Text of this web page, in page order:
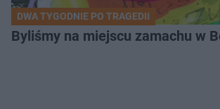
DWA TYGODNIE PO TRAGEDII
Byliśmy na miejscu zamachu w